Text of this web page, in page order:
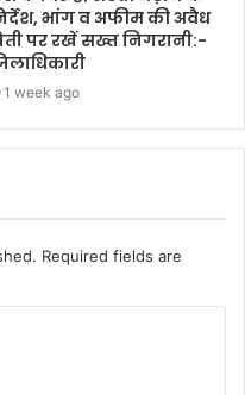
भांग व अफीम की अवैध
पर रखें सख्त निगरानी:-
1 week ago
Required fields are